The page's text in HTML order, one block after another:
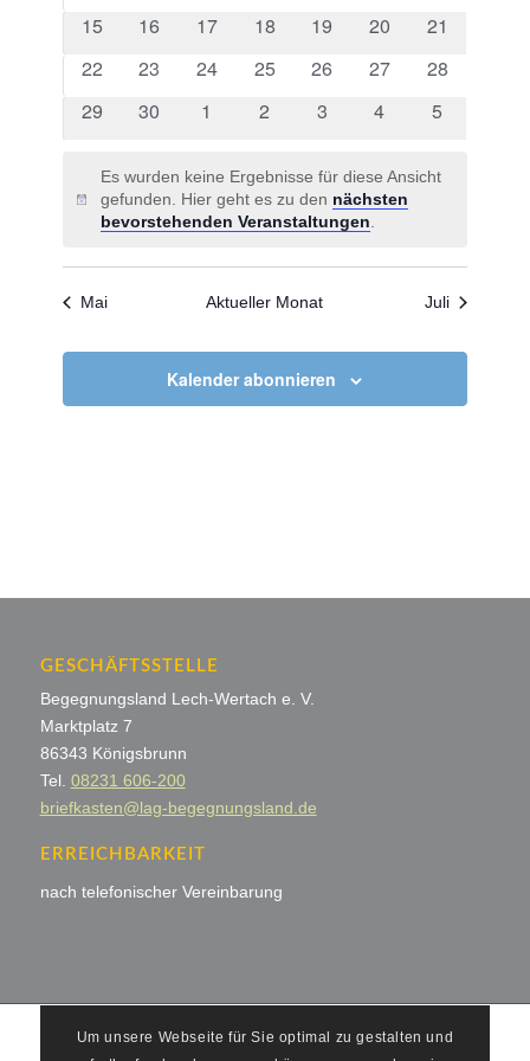
0
15
0
16
0
17
0
18
0
19
0
20
0
21
0
22
0
23
0
24
0
25
0
26
0
27
0
28
0
29
0
30
0
1
0
2
0
3
0
4
0
5
Hinweis
Es wurden keine Ergebnisse für diese Ansicht
gefunden. Hier geht es zu den nächsten
bevorstehenden Veranstaltungen
Mai Aktueller Monat Juli
Kalender abonnieren
GESCHÄFTSSTELLE
Begegnungsland Lech-Wertach e. V.
Marktplatz 7
86343 Königsbrunn
Tel. 08231 606-200
briefkasten@lag-begegnungsland.de
ERREICHBARKEIT
nach telefonischer Vereinbarung
Um unsere Webseite für Sie optimal zu gestalten und